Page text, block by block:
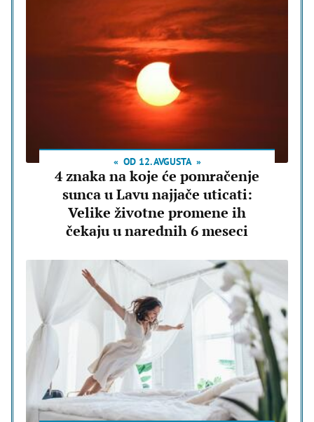
OD 12. AVGUSTA
4 znaka na koje će pomračenje
sunca u Lavu najjače uticati:
Velike životne promene ih
čekaju u narednih 6 meseci